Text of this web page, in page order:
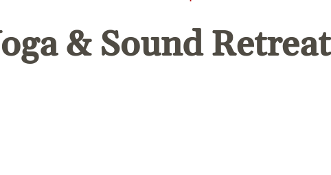
& Sound Retreat